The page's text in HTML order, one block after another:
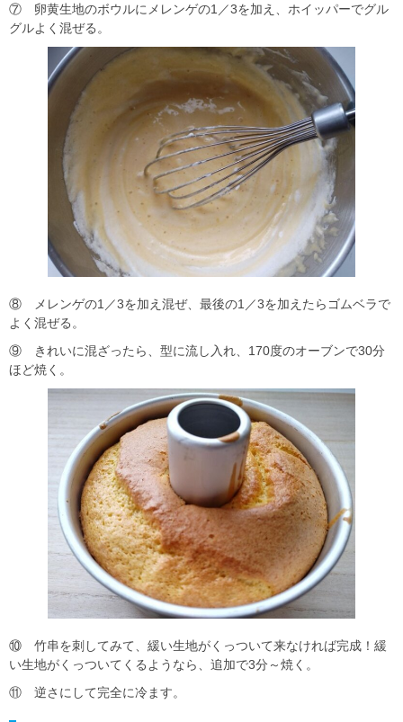
⑦ 卵黄生地のボウルにメレンゲの1／3を加え、ホイッパーでグル
グルよく混ぜる。
⑧ メレンゲの1／3を加え混ぜ、最後の1／3を加えたらゴムベラで
よく混ぜる。
⑨ きれいに混ざったら、型に流し入れ、170度のオーブンで30分
ほど焼く。
⑩ 竹串を刺してみて、緩い生地がくっついて来なければ完成！緩
い生地がくっついてくるようなら、追加で3分～焼く。
⑪ 逆さにして完全に冷ます。